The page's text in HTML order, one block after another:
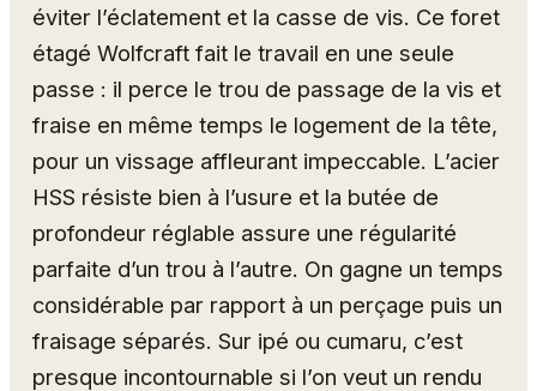
éviter l’éclatement et la casse de vis. Ce foret
étagé Wolfcraft fait le travail en une seule
passe : il perce le trou de passage de la vis et
fraise en même temps le logement de la tête,
pour un vissage affleurant impeccable. L’acier
HSS résiste bien à l’usure et la butée de
profondeur réglable assure une régularité
parfaite d’un trou à l’autre. On gagne un temps
considérable par rapport à un perçage puis un
fraisage séparés. Sur ipé ou cumaru, c’est
presque incontournable si l’on veut un rendu